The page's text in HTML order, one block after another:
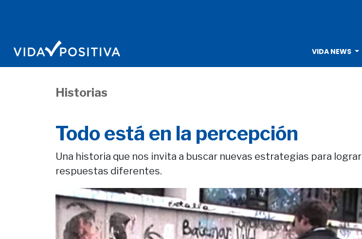
VIDA NEWS
Historias
Todo está en la percepción
Una historia que nos invita a buscar nuevas estrategias para lograr
respuestas diferentes.